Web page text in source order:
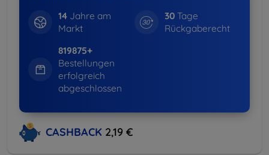
14Jahre am
Markt
30 Tage
Rückgaberecht
819875+
Bestellungen
erfolgreich
abgeschlossen
CASHBACK 2,19 €